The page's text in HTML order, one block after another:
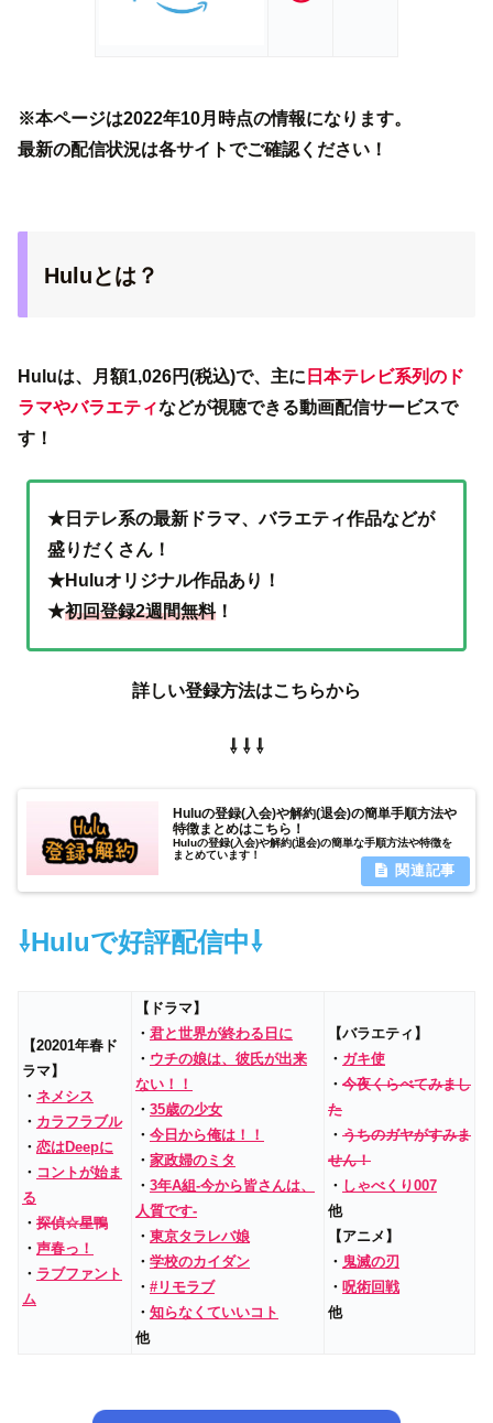
※本ページは2022年10月時点の情報になります。
最新の配信状況は各サイトでご確認ください！
Huluとは？
Huluは、月額1,026円(税込)で、主に 日本テレビ系列のド
ラマやバラエティなどが視聴できる動画配信サービスで
す！
★日テレ系の最新ドラマ、バラエティ作品などが
盛りだくさん！
★Huluオリジナル作品あり！
★初回登録2週間無料！
詳しい登録方法はこちらから
⇩ ⇩ ⇩
Huluの登録(入会)や解約(退会)の簡単手順方法や
特徴まとめはこちら！
Huluの登録(入会)や解約(退会)の簡単な手順方法や特徴を
まとめています！
⇩Huluで好評配信中⇩
【20201年春ド
ラマ】
・ ネメシス
・ カラフラブル
・ 恋はDeepに
・ コントが始ま
る
・ 探偵☆星鴨
・ 声春っ！
・ ラブファント
ム
【ドラマ】
・ 君と世界が終わる日に
・ ウチの娘は、彼氏が出来
ない！！
・ 35歳の少女
・ 今日から俺は！！
・ 家政婦のミタ
・ 3年A組‐今から皆さんは、
人質です‐
・ 東京タラレバ娘
・ 学校のカイダン
・ #リモラブ
・ 知らなくていいコト
他
【バラエティ】
・ ガキ使
・ 今夜くらべてみまし
た
・ うちのガヤがすみま
せん！
・ しゃべくり007
他
【アニメ】
・ 鬼滅の刃
・ 呪術回戦
他